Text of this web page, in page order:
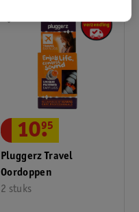
Pluggerz Travel
Oordoppen
2 stuks
10.
95